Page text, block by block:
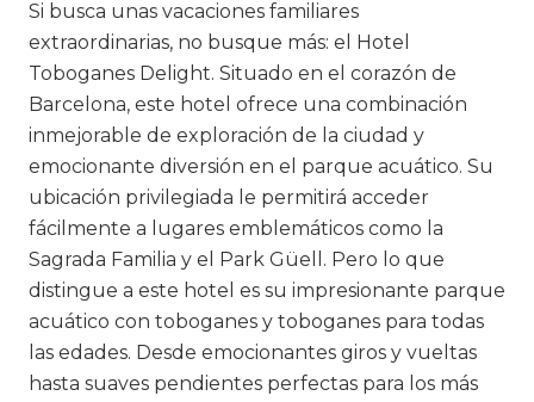
Si busca unas vacaciones familiares
extraordinarias, no busque más: el Hotel
Toboganes Delight. Situado en el corazón de
Barcelona, este hotel ofrece una combinación
inmejorable de exploración de la ciudad y
emocionante diversión en el parque acuático. Su
ubicación privilegiada le permitirá acceder
fácilmente a lugares emblemáticos como la
Sagrada Familia y el Park Güell. Pero lo que
distingue a este hotel es su impresionante parque
acuático con toboganes y toboganes para todas
las edades. Desde emocionantes giros y vueltas
hasta suaves pendientes perfectas para los más